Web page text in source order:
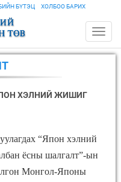
БҮТЭЦ ХОЛБОО БАРИХ
ХЭЛНИЙ ЖИШИГ
“Япон хэлний
ёсны шалгалт”-ын
Монгол-Японы